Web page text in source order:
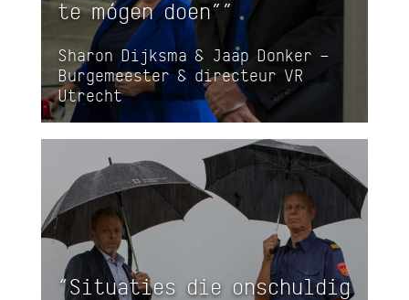
te mógen doen””
Sharon Dijksma & Jaap Donker –
Burgemeester & directeur VR
Utrecht
“Situaties die onschuldig